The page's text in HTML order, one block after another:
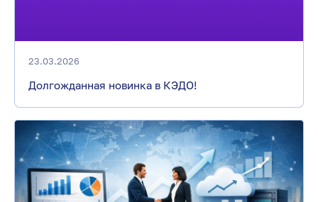
23.03.2026
Долгожданная новинка в КЭДО!